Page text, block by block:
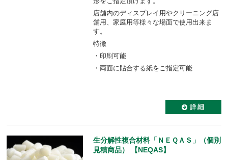
店舗内のディスプレイ用やクリーニング店
舗用、家庭用等様々な場面で使用出来ま
す。
特徴
・印刷可能
・両面に貼合する紙をご指定可能
生分解性複合材料「ＮＥＱＡＳ」（個別
見積商品） 【NEQAS】